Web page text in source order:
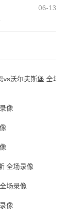
06-13
vs沃尔夫斯堡 全场
像
全场录像
场录像
像